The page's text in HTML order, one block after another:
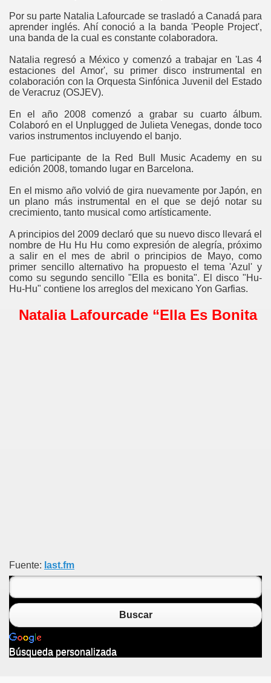
Por su parte Natalia Lafourcade se trasladó a Canadá para
aprender inglés. Ahí conoció a la banda 'People Project',
una banda de la cual es constante colaboradora.
Natalia regresó a México y comenzó a trabajar en 'Las 4
estaciones del Amor', su primer disco instrumental en
colaboración con la Orquesta Sinfónica Juvenil del Estado
de Veracruz (OSJEV).
En el año 2008 comenzó a grabar su cuarto álbum.
Colaboró en el Unplugged de Julieta Venegas, donde toco
varios instrumentos incluyendo el banjo.
Fue participante de la Red Bull Music Academy en su
edición 2008, tomando lugar en Barcelona.
En el mismo año volvió de gira nuevamente por Japón, en
un plano más instrumental en el que se dejó notar su
crecimiento, tanto musical como artísticamente.
A principios del 2009 declaró que su nuevo disco llevará el
nombre de Hu Hu Hu como expresión de alegría, próximo
a salir en el mes de abril o principios de Mayo, como
primer sencillo alternativo ha propuesto el tema 'Azul' y
como su segundo sencillo "Ella es bonita". El disco "Hu-
Hu-Hu" contiene los arreglos del mexicano Yon Garfias.
Natalia Lafourcade “Ella Es Bonita
Fuente: last.fm
Buscar
Búsqueda personalizada